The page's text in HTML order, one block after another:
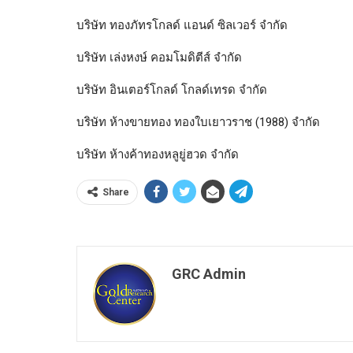
บริษัท ทองภัทรโกลด์ แอนด์ ซิลเวอร์ จำกัด
บริษัท เล่งหงษ์ คอมโมดิตีส์ จำกัด
บริษัท อินเตอร์โกลด์ โกลด์เทรด จำกัด
บริษัท ห้างขายทอง ทองใบเยาวราช (1988) จำกัด
บริษัท ห้างค้าทองหลูยู่ฮวด จำกัด
Share
GRC Admin